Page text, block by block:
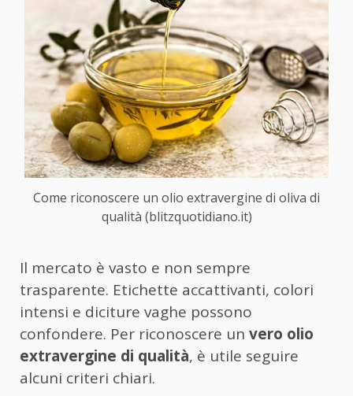
Come riconoscere un olio extravergine di oliva di
qualità (blitzquotidiano.it)
Il mercato è vasto e non sempre
trasparente. Etichette accattivanti, colori
intensi e diciture vaghe possono
confondere. Per riconoscere un vero olio
extravergine di qualità, è utile seguire
alcuni criteri chiari.